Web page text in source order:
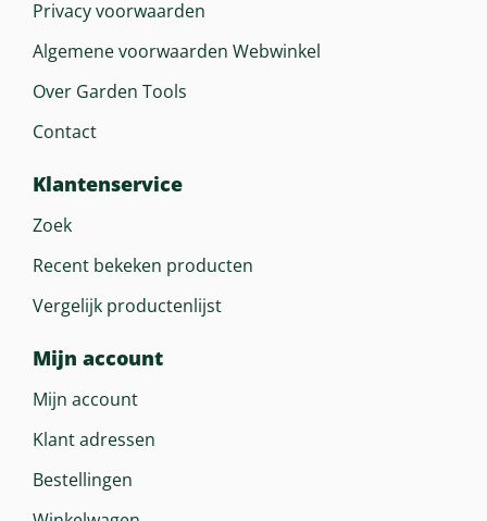
Privacy voorwaarden
Algemene voorwaarden Webwinkel
Over Garden Tools
Contact
Klantenservice
Zoek
Recent bekeken producten
Vergelijk productenlijst
Mijn account
Mijn account
Klant adressen
Bestellingen